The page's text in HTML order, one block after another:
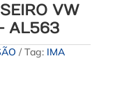
VW
AL563
Tag: IMA